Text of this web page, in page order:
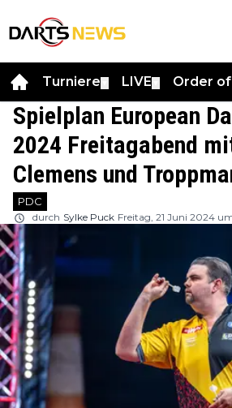
Turniere LIVE Order
Spielplan European
2024 Freitagabend
Clemens und
PDC
durch Sylke Puck Freitag, 21 Juni 2024